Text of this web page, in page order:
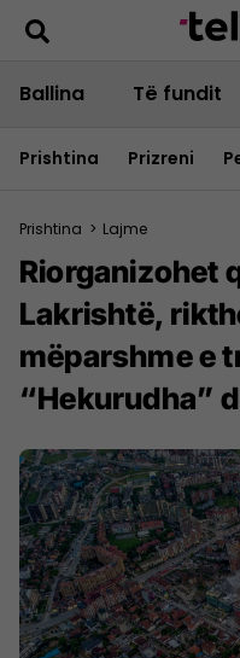
Ballina Të fundit
Prishtina Prizreni
Prishtina > Lajme
Riorganizohet
Lakrishtë,
mëparshme e
“Hekurudha”